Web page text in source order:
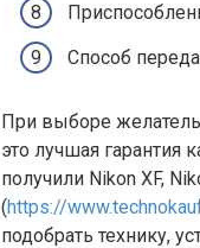
Способ
При выборе
это лучшая гарантия
получили Nikon XF,
(https://
подобрать технику,